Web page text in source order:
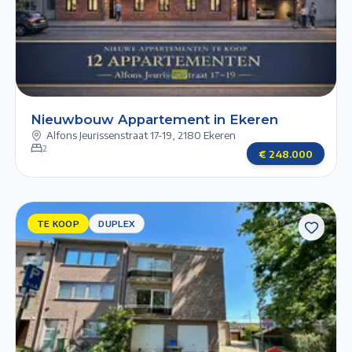
3/4 4/4
Nieuwbouw Appartement in Ekeren
Alfons Jeurissenstraat 17-19 2180 Ekeren
2 € 248.000
TE KOOP DUPLEX
TE
KOOP
DUPLEX
Previous slide
Next slide